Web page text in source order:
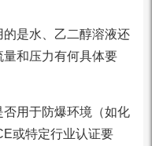
的是水、乙二醇溶液还
和压力有何具体要
否用于防爆环境（如化
或特定行业认证要